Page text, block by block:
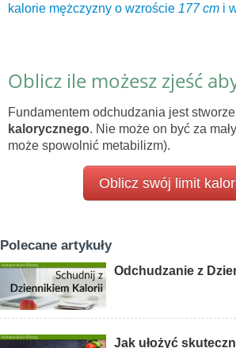
kalorie mężczyzny o wzroście 177 cm i
Oblicz ile możesz zjeść
Fundamentem odchudzania jest
kalorycznego. Nie może on być za
może spowolnić metabilizm).
Oblicz swój limit
Polecane artykuły
Odchudzanie z
Jak ułożyć